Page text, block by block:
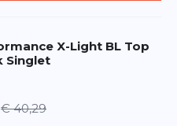
geschützt – es gelten die
X-Light BL Top
Singlet
€ 40,29